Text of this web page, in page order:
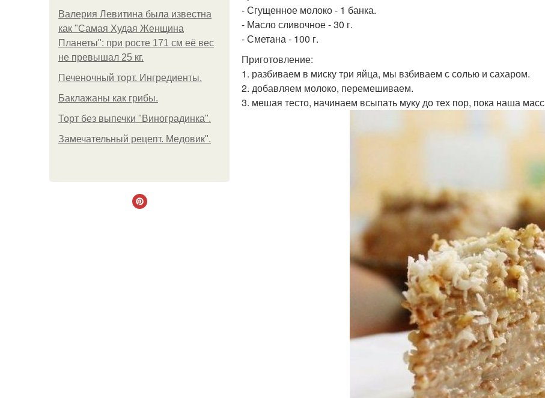
Валерия Левитина была известна
как "Самая Худая Женщина
Планеты": при росте 171 см её вес
не превышал 25 кг.
Печеночный торт. Ингредиенты.
Баклажаны как грибы.
Торт без выпечки "Виноградинка".
Замечательный рецепт. Медовик".
- Сгущенное молоко - 1 банка.
- Масло сливочное - 30 г.
- Сметана - 100 г.
Приготовление:
1. разбиваем в миску три яйца, мы взбиваем с солью и сахаром.
2. добавляем молоко, перемешиваем.
3. мешая тесто, начинаем всыпать муку до тех пор, пока наша